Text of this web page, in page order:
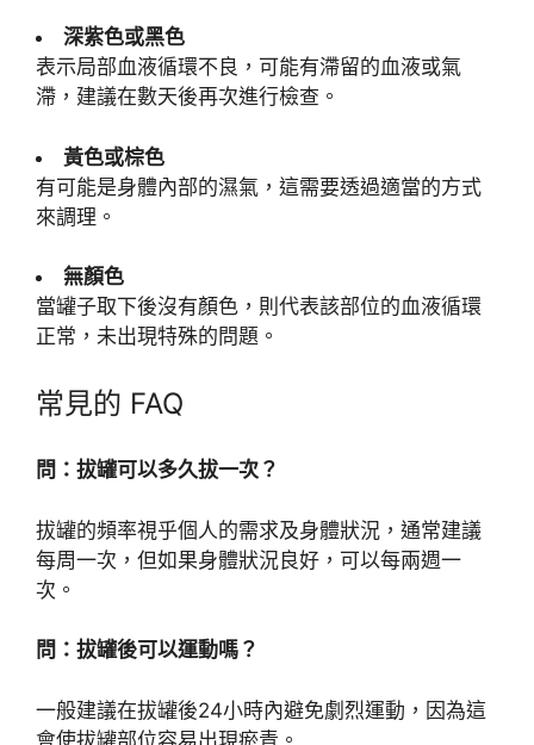
深紫色或黑色
表示局部血液循環不良，可能有滯留的血液或氣
滯，建議在數天後再次進行檢查。
黃色或棕色
有可能是身體內部的濕氣，這需要透過適當的方式
來調理。
無顏色
當罐子取下後沒有顏色，則代表該部位的血液循環
正常，未出現特殊的問題。
常見的 FAQ
問：拔罐可以多久拔一次？
拔罐的頻率視乎個人的需求及身體狀況，通常建議
每周一次，但如果身體狀況良好，可以每兩週一
次。
問：拔罐後可以運動嗎？
一般建議在拔罐後24小時內避免劇烈運動，因為這
會使拔罐部位容易出現瘀青。